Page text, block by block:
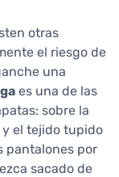
otras
el riesgo de
una
es una de las
sobre la
el tejido tupido
pantalones por
sacado de